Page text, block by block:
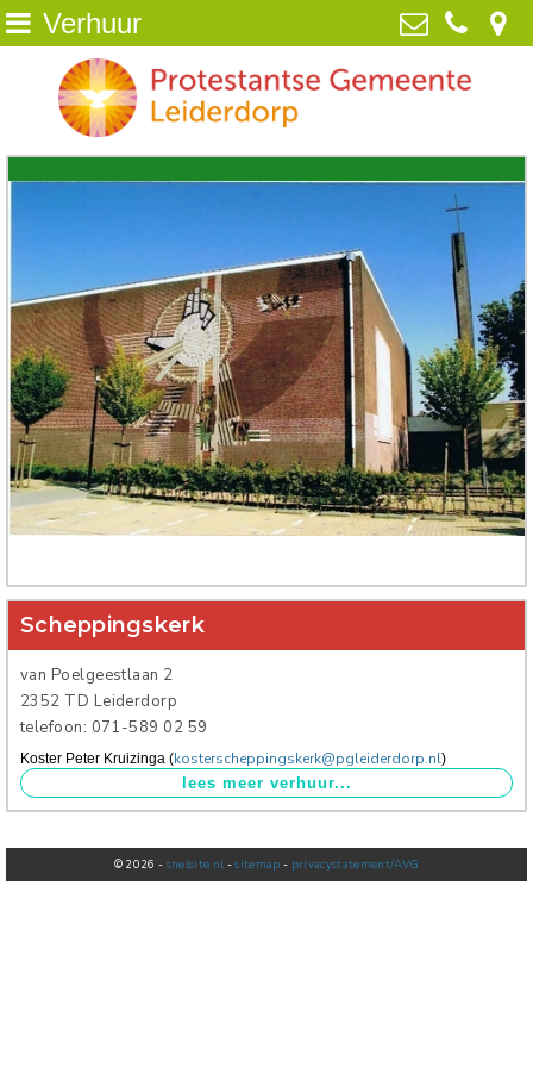
Home
Wie zijn wij
NIEUWS
Diaconie
Jeugd
Activiteiten
Beeld
ANBI /Veilige Gemeente
Protestantse Gemeente Leiderdorp
van Poelgeestlaan 2, 2352 TD
Leiderdorp
071-5890259
info@pgleiderdorp.nl
Verhuur
Scheppingskerk
van Poelgeestlaan 2
2352 TD Leiderdorp
telefoon: 071-589 02 59
Koster Peter Kruizinga (kosterscheppingskerk@pgleiderdorp.nl)
© 2026 - snelsite.nl -sitemap - privacystatement/AVG